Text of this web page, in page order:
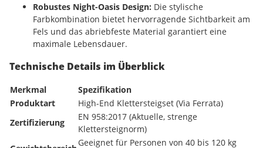
Robustes Night-Oasis Design: Die stylische
Farbkombination bietet hervorragende Sichtbarkeit am
Fels und das abriebfeste Material garantiert eine
maximale Lebensdauer.
Technische Details im Überblick
Merkmal
Spezifikation
Produktart
High-End Klettersteigset (Via Ferrata)
Zertifizierung
EN 958:2017 (Aktuelle, strenge
Klettersteignorm)
Geeignet für Personen von 40 bis 120 kg